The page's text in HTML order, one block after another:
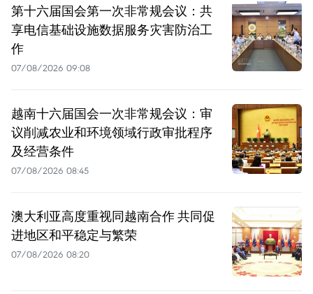
第十六届国会第一次非常规会议：共
享电信基础设施数据服务灾害防治工
作
07/08/2026 09:08
越南十六届国会一次非常规会议：审
议削减农业和环境领域行政审批程序
及经营条件
07/08/2026 08:45
澳大利亚高度重视同越南合作 共同促
进地区和平稳定与繁荣
07/08/2026 08:20